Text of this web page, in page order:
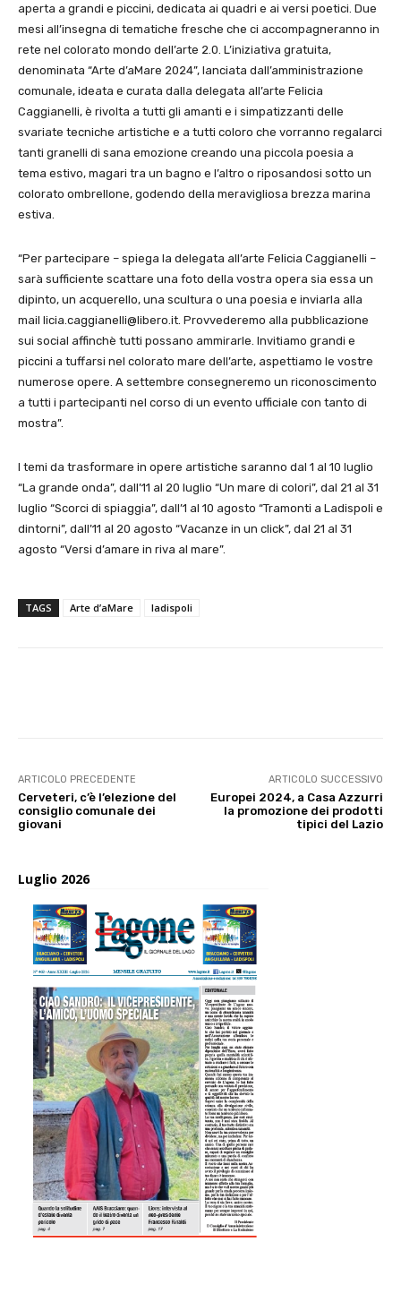
aperta a grandi e piccini, dedicata ai quadri e ai versi poetici. Due
mesi all’insegna di tematiche fresche che ci accompagneranno in
rete nel colorato mondo dell’arte 2.0. L’iniziativa gratuita,
denominata “Arte d’aMare 2024”, lanciata dall’amministrazione
comunale, ideata e curata dalla delegata all’arte Felicia
Caggianelli, è rivolta a tutti gli amanti e i simpatizzanti delle
svariate tecniche artistiche e a tutti coloro che vorranno regalarci
tanti granelli di sana emozione creando una piccola poesia a
tema estivo, magari tra un bagno e l’altro o riposandosi sotto un
colorato ombrellone, godendo della meravigliosa brezza marina
estiva.
“Per partecipare – spiega la delegata all’arte Felicia Caggianelli –
sarà sufficiente scattare una foto della vostra opera sia essa un
dipinto, un acquerello, una scultura o una poesia e inviarla alla
mail licia.caggianelli@libero.it. Provvederemo alla pubblicazione
sui social affinchè tutti possano ammirarle. Invitiamo grandi e
piccini a tuffarsi nel colorato mare dell’arte, aspettiamo le vostre
numerose opere. A settembre consegneremo un riconoscimento
a tutti i partecipanti nel corso di un evento ufficiale con tanto di
mostra”.
I temi da trasformare in opere artistiche saranno dal 1 al 10 luglio
“La grande onda”, dall’11 al 20 luglio “Un mare di colori”, dal 21 al 31
luglio “Scorci di spiaggia”, dall’1 al 10 agosto “Tramonti a Ladispoli e
dintorni”, dall’11 al 20 agosto “Vacanze in un click”, dal 21 al 31
agosto “Versi d’amare in riva al mare”.
TAGS Arte d’aMare ladispoli
ARTICOLO PRECEDENTE
Cerveteri, c’è l’elezione del
consiglio comunale dei
giovani
ARTICOLO SUCCESSIVO
Europei 2024, a Casa Azzurri
la promozione dei prodotti
tipici del Lazio
Luglio 2026